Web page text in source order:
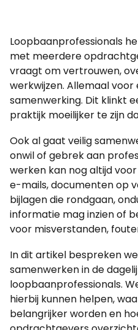
Loopbaanprofessionals
met meerdere
vraagt om vertrouwen,
werkwijzen. Allemaal voor
samenwerking. Dit klinkt
praktijk moeilijker te zijn
Ook al gaat veilig
onwil of gebrek aan
werken kan nog altijd
e-mails, documenten op
bijlagen die rondgaan,
informatie mag inzien of
voor misverstanden,
In dit artikel bespreken
samenwerken in de
loopbaanprofessionals.
hierbij kunnen helpen,
belangrijker worden en